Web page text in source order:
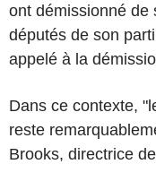
ont démissionné de
députés de son
appelé à la
Dans ce contexte,
reste
Brooks, directrice